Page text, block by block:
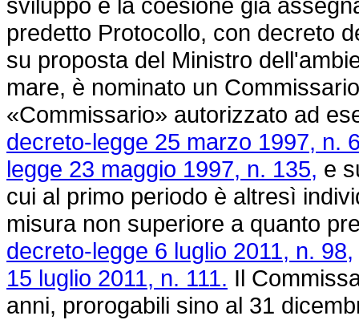
predetto Protocollo, con decreto
su proposta del Ministro
mare, è nominato un
«Commissario» autorizzato ad
decreto-legge 25 marzo 1997, n.
legge 23 maggio 1997, n. 135, e
cui al primo periodo è altresì
misura non superiore a quanto
decreto-legge 6 luglio 2011, n. 98,
15 luglio 2011, n. 111. Il
anni, prorogabili sino al 31